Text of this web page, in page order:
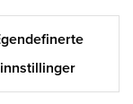
innstillinger